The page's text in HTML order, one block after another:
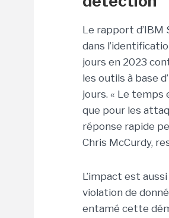
Le rapport
dans
jours en 2023
les outils à base
jours. « Le temps
que pour les
réponse rapide
Chris McCurdy,
L’impact est
violation de
entamé cette